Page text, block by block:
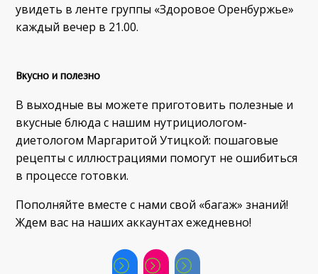
увидеть в ленте группы «Здоровое Оренбуржье»
каждый вечер в 21.00.
Вкусно и полезно
В выходные вы можете приготовить полезные и
вкусные блюда с нашим нутрициологом-
диетологом Маргаритой Утицкой: пошаговые
рецепты с иллюстрациями помогут не ошибиться
в процессе готовки.
Пополняйте вместе с нами свой «багаж» знаний!
Ждем вас на наших аккаунтах ежедневно!